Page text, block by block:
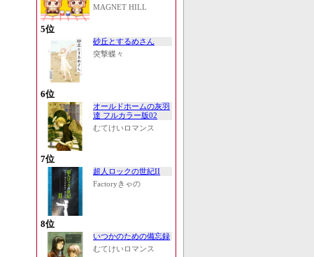
MAGNET HILL
5位
砂丘とするめさん
突撃蝶々
6位
オールドホームの灰羽
達 フルカラー版02
むてけいロマンス
7位
超人ロックの世紀II
Factoryきゃの
8位
いつかのための備忘録
むてけいロマンス